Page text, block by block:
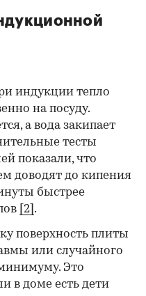
индукции тепло
на посуду.
а вода закипает
тесты
показали, что
доводят до кипения
быстрее
[2] .
поверхность плиты
или случайного
Это
в доме есть дети